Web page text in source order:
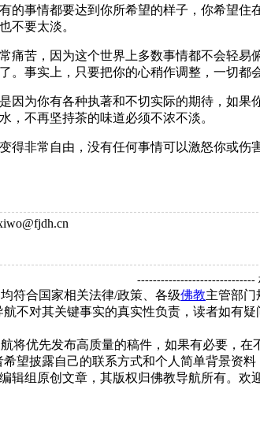
事情都要达到你所希望的样子，你希望住
不要太淡。
苦，因为这个世界上多数事情都不会轻易
。事实上，只要把你的心稍作调整，一切都
为你有各种执著和不切实际的期待，如果
，不再坚持茶的味道必须不浓不淡。
非常自由，没有任何事情可以激怒你或伤害
------------------------------
符合国家相关法律/政策、各级佛教主管部门
不对其关键事实的真实性负责，读者如有
将优先发布高质量的稿件，如果有必要，
望披露自己的联系方式和个人简单背景资料
辑组原创文章，其版权归佛教导航所有。